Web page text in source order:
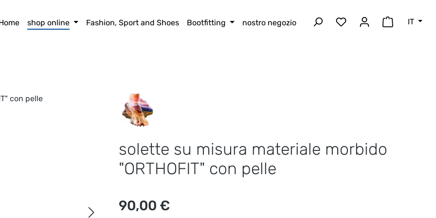
shop online Fashion, Sport and Shoes Bootfitting nostro negozio Hai 0 articoli nella lista
Il carrello
IT
solette su misura materiale morbido
"ORTHOFIT" con pelle
Prezzo normale:
90,00 €